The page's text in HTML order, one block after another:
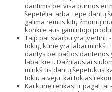
dantimis bei visa burnos
šepetėliai arba Tepe dantų
galima remtis kitų žmonių
konkretaus gamintojo
Taip pat svarbu yra įvertinti
tokių, kurie yra labai
dantys bei pačios
labai kieti. Dažniausiai
minkštus dantų šepetukus
tokiu atveju, kai tokias
Kai kurie renkasi ir pagal tai